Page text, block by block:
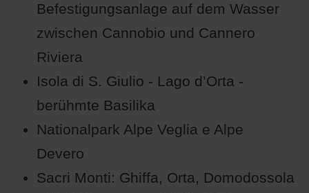
Befestigungsanlage auf dem Wasser
zwischen Cannobio und Cannero
Riviera
Isola di S. Giulio - Lago d’Orta -
berühmte Basilika
Nationalpark Alpe Veglia e Alpe
Devero
Sacri Monti: Ghiffa, Orta, Domodossola